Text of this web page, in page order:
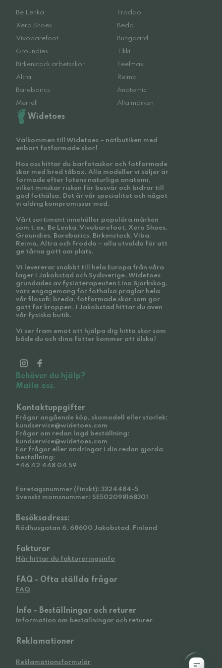
Be Lenka
Froddo
Xero Shoes
Beda
Vivobarefoot
Bungaard
Groundies
Tikki
Birkenstock arbetsskor
Feelmax
Altra
Reima
Barebarics
Anatomic
Merrell
Alla märken
Widetoes
Välkommen till Widetoes – nätbutiken med
enbart fotformade skor!
Hos oss hittar du barfotaskor och fotformade
skor med bred tåbox. Alla modeller vi säljer är
formade efter fotens naturliga anatomi,
vilket minskar risken för besvär och bidrar till
god fothälsa. Det är vår specialitet och något
vi aldrig kompromissar med.
Vårt sortiment innehåller populära märken
som t.ex. Be Lenka, Vivobarefoot, Xero Shoes,
Groundies, Barebarics, Birkenstock, Viba,
Reima, Altra och Froddo – alla utvalda för att
ge tårna gott om plats.
Vi levererar snabbt till hela Europa från våra
lager i Jakobstad och Sydsverige. Widetoes
grundades av fysioterapeuten Lina Björkskog,
vars engagemang för fothälsa präglar hela
vår filosofi: breda, fotformade skor som gör
gott för kroppen. I Jakobstad hittar du även
vår fysiska butik.
Vi ser fram emot att hjälpa dig hitta skor som
både du och dina fötter kommer att älska!
Behöver du hjälp?
Maila oss.
Kontaktuppgifter
Frågor angående köp, skomodell eller storlek:
kundservice@widetoes.com
Frågor om redan lagd beställning:
kundservice@widetoes.com
För frågor eller ändringar i din redan gjorda
beställning:
+46 42 448 04 59
Företagsnummer (Finskt): 3324484-5
Svenskt momsnummer: SE502098168301
Besöksadress:
Rådhusgatan 6, 68600 Jakobstad, Finland
Fakturor
Här hittar du faktureringsinfo
FAQ - Ofta ställda frågor
FAQ
Info - Beställningar och returer
Information om beställningar och returer
Reklamationer
Reklamationsformulär